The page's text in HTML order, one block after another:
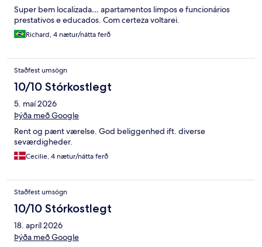
Super bem localizada… apartamentos limpos e funcionários
prestativos e educados. Com certeza voltarei.
Richard, 4 nætur/nátta ferð
Staðfest umsögn
10/10 Stórkostlegt
5. maí 2026
Þýða með Google
Rent og pænt værelse. God beliggenhed ift. diverse
seværdigheder.
Cecilie, 4 nætur/nátta ferð
Staðfest umsögn
10/10 Stórkostlegt
18. apríl 2026
Þýða með Google